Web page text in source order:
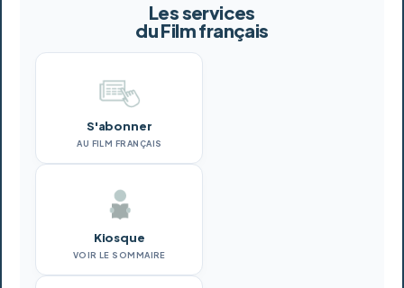
Les services
du Film français
S'abonner
AU FILM FRANÇAIS
Kiosque
VOIR LE SOMMAIRE